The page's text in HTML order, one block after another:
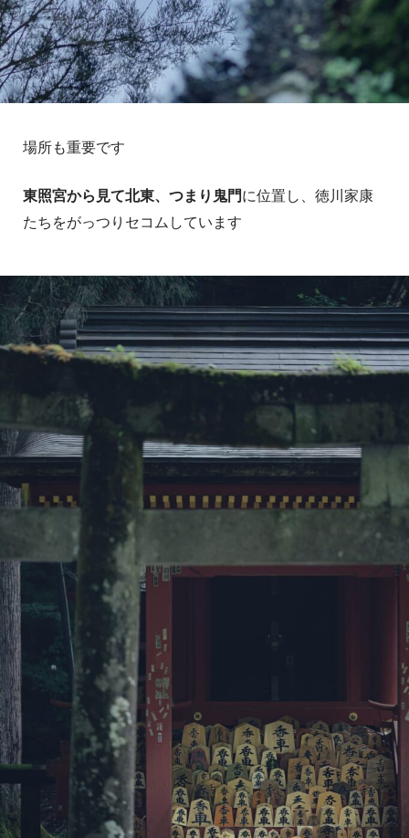
場所も重要です
東照宮から見て北東、つまり鬼門に位置し、徳川家康
たちをがっつりセコムしています